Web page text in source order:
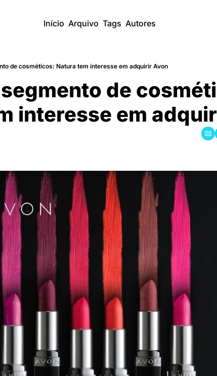
Início Arquivo Tags Autores
de cosméticos: Natura tem interesse em adquirir Avon
de
interesse em